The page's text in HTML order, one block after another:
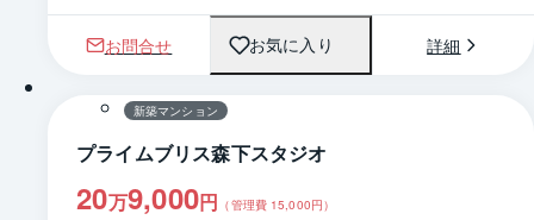
お問合せ お気に入り 詳細
1 / 0 間取り
新築マンション
プライムブリス森下スタジオ
20万9,000円 （管理費 15,000円）